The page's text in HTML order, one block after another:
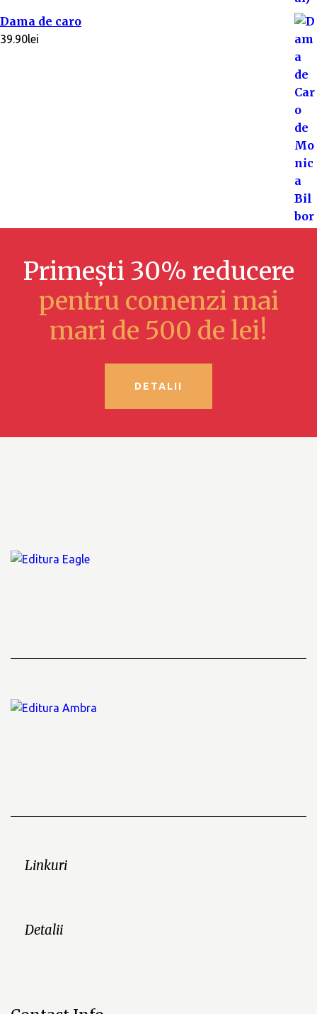
Dama de caro
39.90lei
Primești 30% reducere
pentru comenzi mai
mari de 500 de lei!
DETALII
Linkuri
Detalii